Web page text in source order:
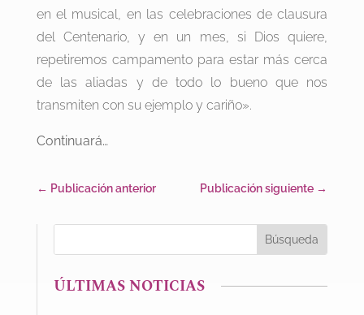
en el musical, en las celebraciones de clausura
del Centenario, y en un mes, si Dios quiere,
repetiremos campamento para estar más cerca
de las aliadas y de todo lo bueno que nos
transmiten con su ejemplo y cariño».
Continuará…
← Publicación anterior Publicación siguiente →
ÚLTIMAS NOTICIAS